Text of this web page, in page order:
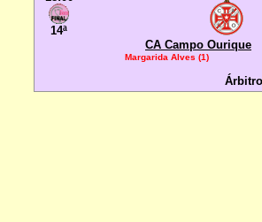
14ª
CA Campo Ourique
Margarida Alves (1)